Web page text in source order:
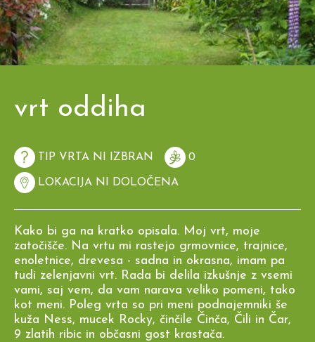
vrt oddiha
TIP VRTA NI IZBRAN 0
LOKACIJA NI DOLOČENA
Kako bi ga na kratko opisala. Moj vrt, moje
zatočišče. Na vrtu mi rastejo grmovnice, trajnice,
enoletnice, drevesa - sadna in okrasna, imam pa
tudi zelenjavni vrt. Rada bi delila izkušnje z vsemi
vami, saj vem, da vam narava veliko pomeni, tako
kot meni. Poleg vrta so pri meni podnajemniki še
kuža Ness, mucek Rocky, činčile Činča, Čili in Čar,
9 zlatih ribic in občasni gost krastača.